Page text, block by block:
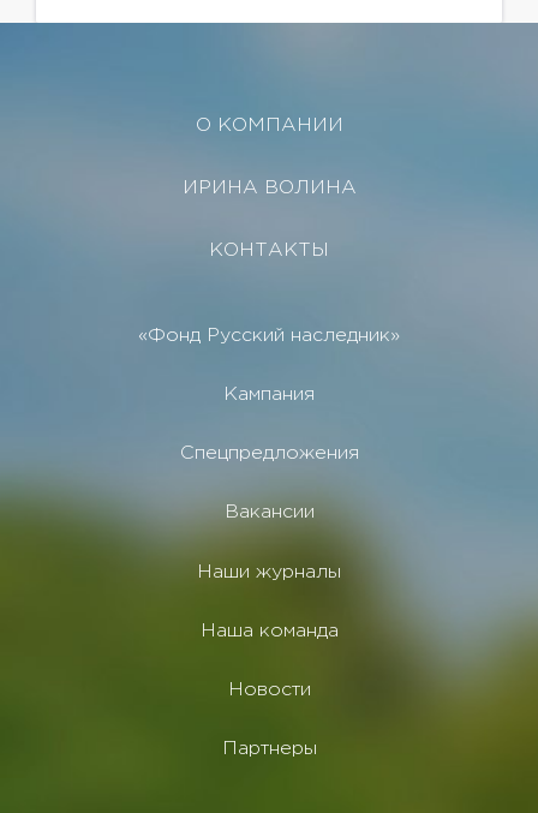
О КОМПАНИИ
ИРИНА ВОЛИНА
КОНТАКТЫ
«Фонд Русский наследник»
Кампания
Спецпредложения
Вакансии
Наши журналы
Наша команда
Новости
Партнеры